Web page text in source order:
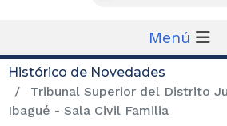
Menú
Histórico de Novedades
Tribunal Superior del Distrito
Ibagué - Sala Civil Familia